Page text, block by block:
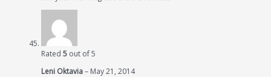
Rated 5 out of 5
Leni Oktavia– May 21, 2014